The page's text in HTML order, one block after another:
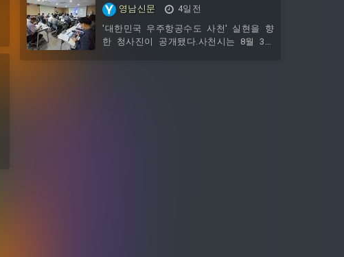
욱, 강동휘, 아이아스.눈에 띄는 이름은 단
연코 김동준이다. 김동준은 지난
울산의 주택 착공은 323가구로 전년 대비
47.4% 감소했다. 상반기 누적으로도 1년
전과 비교해 36.5% 쪼그라들었다. 최근 일
언론브리핑 개최! 민선9기 핵
심 전략 설명
영남신문
4일전
'대한민국 우주항공수도 사천' 실현을 향
한 청사진이 공개됐다.사천시는 8월 3일